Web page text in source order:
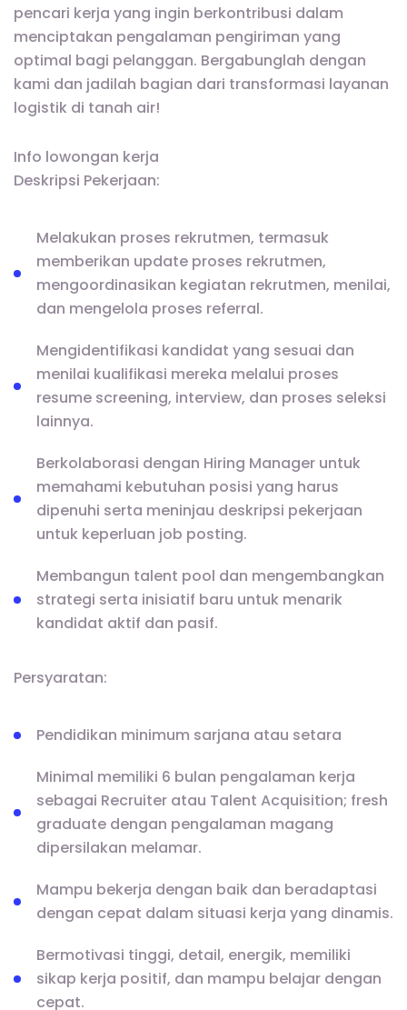
pencari kerja yang ingin berkontribusi dalam
menciptakan pengalaman pengiriman yang
optimal bagi pelanggan. Bergabunglah dengan
kami dan jadilah bagian dari transformasi layanan
logistik di tanah air!
Info lowongan kerja
Deskripsi Pekerjaan:
Melakukan proses rekrutmen, termasuk
memberikan update proses rekrutmen,
mengoordinasikan kegiatan rekrutmen, menilai,
dan mengelola proses referral.
Mengidentifikasi kandidat yang sesuai dan
menilai kualifikasi mereka melalui proses
resume screening, interview, dan proses seleksi
lainnya.
Berkolaborasi dengan Hiring Manager untuk
memahami kebutuhan posisi yang harus
dipenuhi serta meninjau deskripsi pekerjaan
untuk keperluan job posting.
Membangun talent pool dan mengembangkan
strategi serta inisiatif baru untuk menarik
kandidat aktif dan pasif.
Persyaratan:
Pendidikan minimum sarjana atau setara
Minimal memiliki 6 bulan pengalaman kerja
sebagai Recruiter atau Talent Acquisition; fresh
graduate dengan pengalaman magang
dipersilakan melamar.
Mampu bekerja dengan baik dan beradaptasi
dengan cepat dalam situasi kerja yang dinamis.
Bermotivasi tinggi, detail, energik, memiliki
sikap kerja positif, dan mampu belajar dengan
cepat.